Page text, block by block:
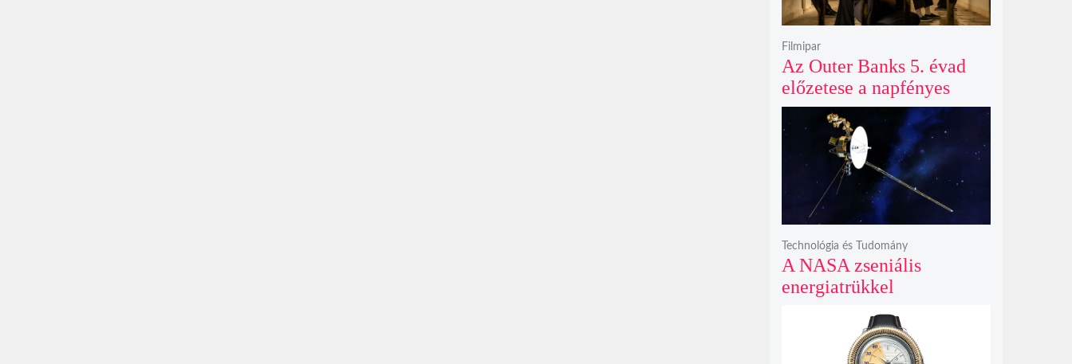
Az Outer Banks 5. évad
előzetese a napfényes
kalandok helyett
kíméletlen
bosszúhadjáratot ígér
Filmipar
A NASA zseniális
energiatrükkel
éves Voyager-2 csillagközi
küldetését
Technológia és Tudomány